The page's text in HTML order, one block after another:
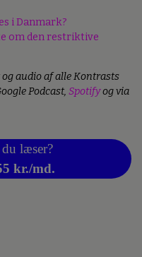
i Danmark?
om den restriktive
audio af alle Kontrasts
Podcast, Spotifyog via
læser?
kr./md.